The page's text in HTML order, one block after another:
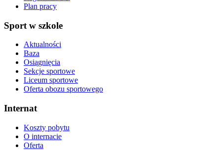
Plan pracy
Sport w szkole
Aktualności
Baza
Osiągnięcia
Sekcje sportowe
Liceum sportowe
Oferta obozu sportowego
Internat
Koszty pobytu
O internacie
Oferta